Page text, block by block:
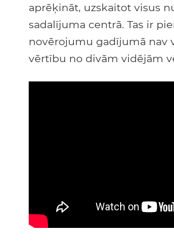
aprēķināt, uzskaitot visus
sadalījuma centrā. Tas ir
novērojumu gadījumā nav
vērtību no divām vidējām